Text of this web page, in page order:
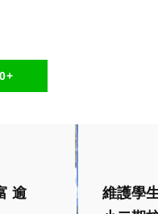
0+
逾
維護學